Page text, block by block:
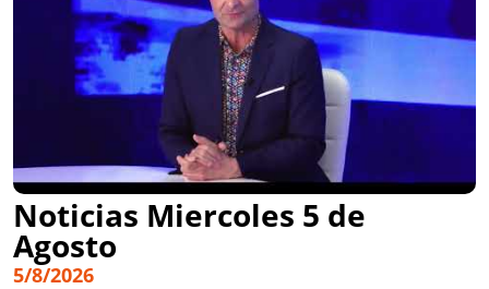
Noticias Miercoles 5 de
Agosto
5/8/2026